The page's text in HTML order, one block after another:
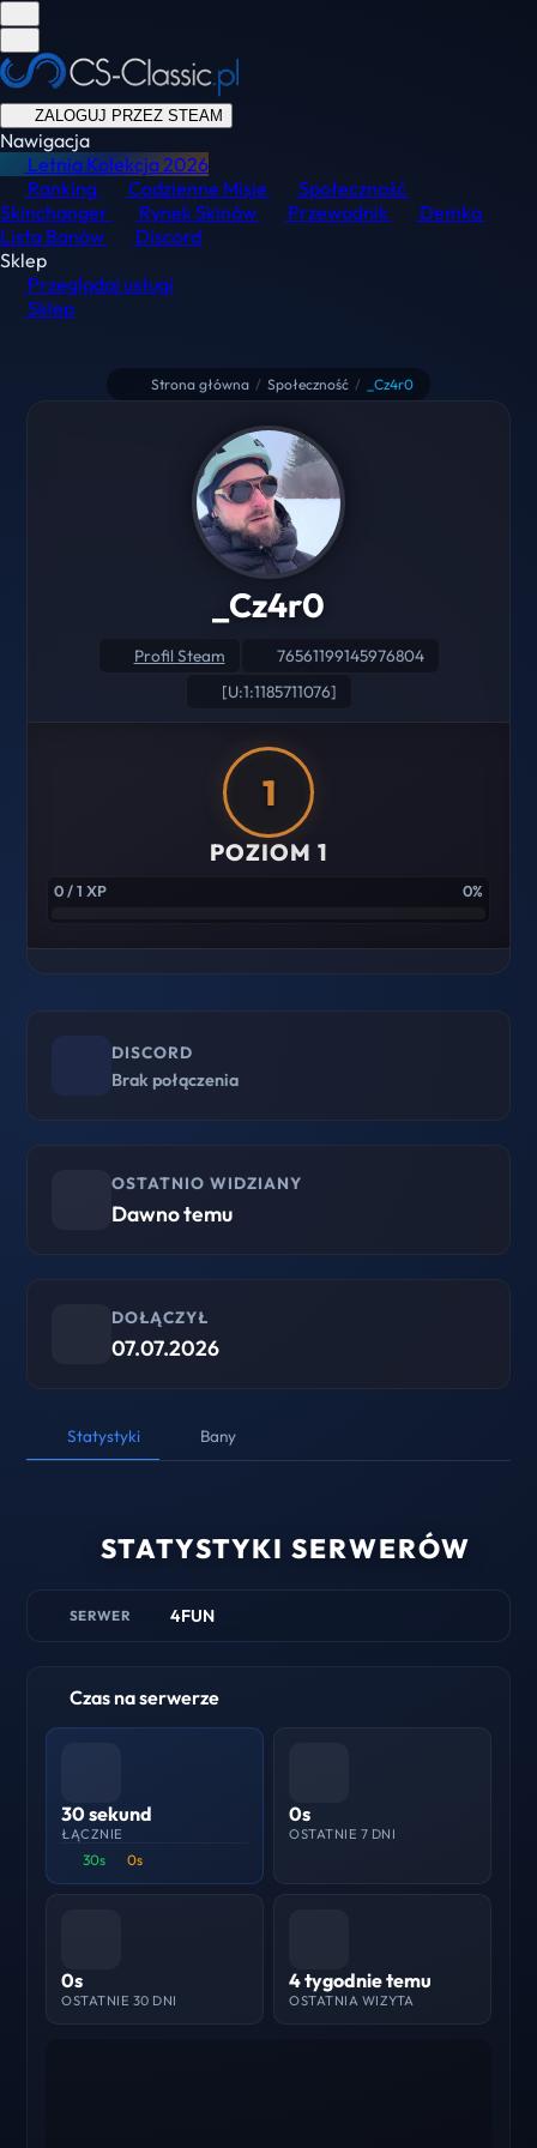
ZALOGUJ PRZEZ STEAM
Nawigacja
Letnia Kolekcja2026
Ranking
Codzienne Misje
Społeczność
Skinchanger
Rynek Skinów Przewodnik
Demka
Lista Banów
Discord
Sklep
Przeglądaj usługi
Sklep
Strona główna / Społeczność / _Cz4r0
_Cz4r0
Profil Steam
76561199145976804
[U:1:1185711076]
1
POZIOM 1
0 / 1 XP 0%
DISCORD
Brak połączenia
OSTATNIO WIDZIANY
Dawno temu
DOŁĄCZYŁ
07.07.2026
Statystyki Bany
STATYSTYKI SERWERÓW
SERWER 4FUN
Czas na serwerze
30 sekund
ŁĄCZNIE
30s 0s
0s
OSTATNIE 7 DNI
0s
OSTATNIE 30 DNI
4 tygodnie temu
OSTATNIA WIZYTA